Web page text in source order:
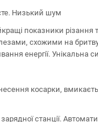
Низький шум
показники різання
схожими на
енергії. Унікальна
косарки,
станції.